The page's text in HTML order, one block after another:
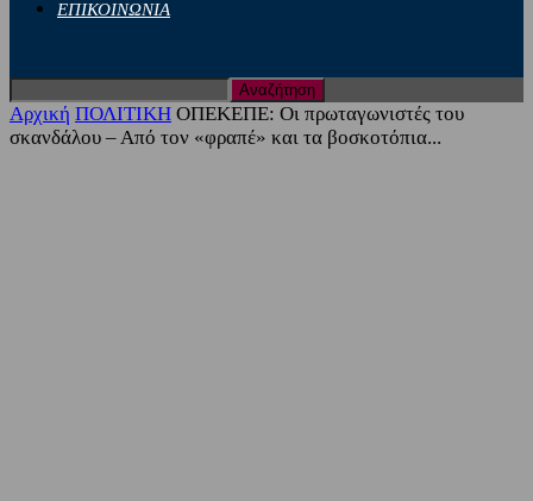
ΕΠΙΚΟΙΝΩΝΙΑ
Αρχική ΠΟΛΙΤΙΚΗ ΟΠΕΚΕΠΕ: Οι πρωταγωνιστές του
σκανδάλου – Από τον «φραπέ» και τα βοσκοτόπια...